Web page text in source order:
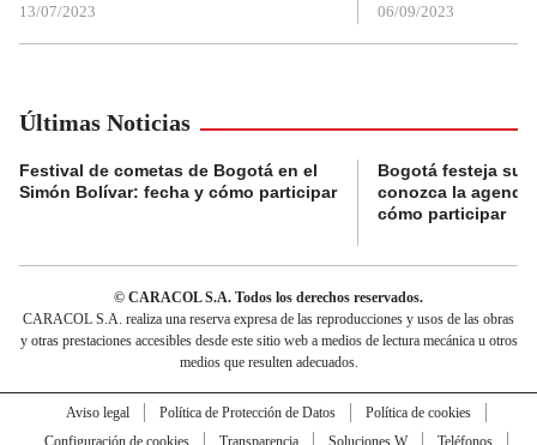
13/07/2023 06/09/2023
Últimas Noticias
Festival de cometas de Bogotá en el
Simón Bolívar: fecha y cómo participar
Bogotá festeja su
conozca la
cómo participar
© CARACOL S.A. Todos los derechos reservados.
CARACOL S.A. realiza una reserva expresa de las reproducciones y usos de las obras
y otras prestaciones accesibles desde este sitio web a medios de lectura mecánica u otros
medios que resulten adecuados.
Aviso legal Política de Protección de Datos
Política de cookies
Configuración de cookies
Transparencia Soluciones W Teléfonos